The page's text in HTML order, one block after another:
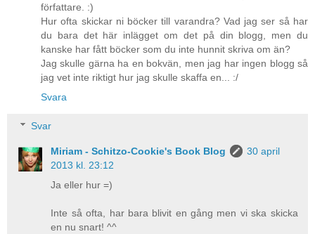
författare. :)
Hur ofta skickar ni böcker till varandra? Vad jag ser så har
du bara det här inlägget om det på din blogg, men du
kanske har fått böcker som du inte hunnit skriva om än?
Jag skulle gärna ha en bokvän, men jag har ingen blogg så
jag vet inte riktigt hur jag skulle skaffa en... :/
Svara
Svar
Miriam - Schitzo-Cookie's Book Blog
30 april
2013 kl. 23:12
Ja eller hur =)
Inte så ofta, har bara blivit en gång men vi ska skicka
en nu snart! ^^